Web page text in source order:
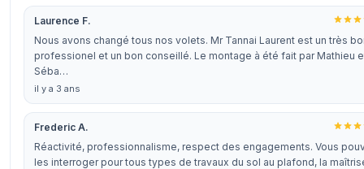
Laurence F.
Nous avons changé tous nos volets. Mr Tannai Laurent est un très
professionel et un bon conseillé. Le montage à été fait par Mathieu
Séba…
il y a 3 ans
Frederic A.
Réactivité, professionnalisme, respect des engagements. Vous
les interroger pour tous types de travaux du sol au plafond, la